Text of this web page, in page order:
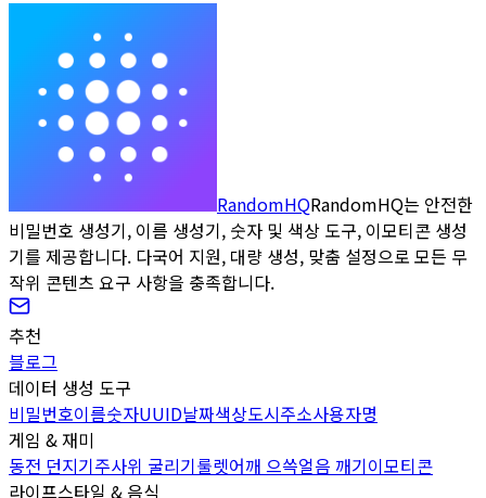
RandomHQRandomHQ는 안전한
비밀번호 생성기, 이름 생성기, 숫자 및 색상 도구, 이모티콘 생성
기를 제공합니다. 다국어 지원, 대량 생성, 맞춤 설정으로 모든 무
작위 콘텐츠 요구 사항을 충족합니다.
추천
블로그
데이터 생성 도구
비밀번호이름숫자UUID날짜색상도시주소사용자명
게임 & 재미
동전 던지기주사위 굴리기룰렛어깨 으쓱얼음 깨기이모티콘
라이프스타일 & 음식